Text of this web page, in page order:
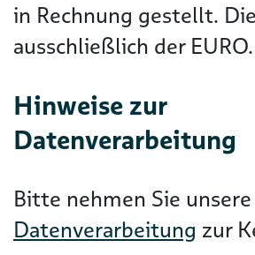
in Rechnung gestellt.
ausschließlich der EURO.
Hinweise zur
Datenverarbeitung
Bitte nehmen Sie unsere
Datenverarbeitung zur